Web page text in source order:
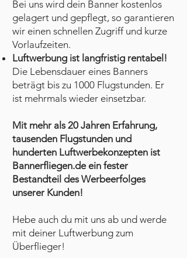
Bei uns wird dein Banner kostenlos
gelagert und gepflegt, so garantieren
wir einen schnellen Zugriff und kurze
Vorlaufzeiten.
Luftwerbung ist langfristig rentabel!
Die Lebensdauer eines Banners
beträgt bis zu 1000 Flugstunden. Er
ist mehrmals wieder einsetzbar.
Mit mehr als 20 Jahren Erfahrung,
tausenden Flugstunden und
hunderten Luftwerbekonzepten ist
Bannerfliegen.de ein fester
Bestandteil des Werbeerfolges
unserer Kunden!
Hebe auch du mit uns ab und werde
mit deiner Luftwerbung zum
Überflieger!